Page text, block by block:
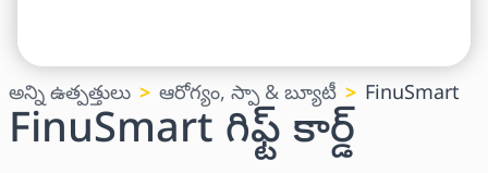
అన్ని ఉత్పత్తులు ఆరోగ్యం, స్పా & బ్యూటీ FinuSmart
FinuSmart గిఫ్ట్ కార్డ్